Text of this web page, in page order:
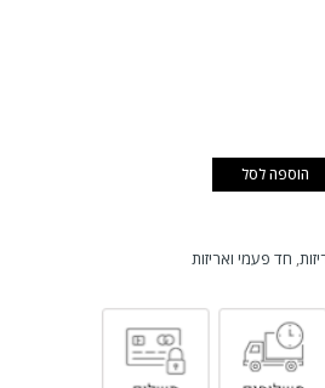
הוספה לסל
, חד פעמי ואריזות